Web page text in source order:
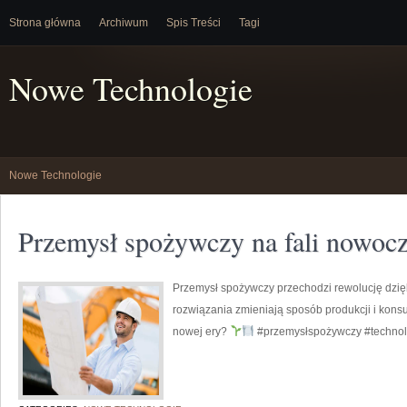
Strona główna Archiwum Spis Treści Tagi
Nowe Technologie
Nowe Technologie
Przemysł spożywczy na fali
Przemysł spożywczy przechodzi rewolucję
rozwiązania zmieniają sposób produkcji i
nowej ery?
#przemysłspożywczy